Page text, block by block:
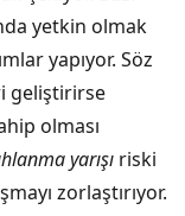
yetkin olmak
yapıyor. Söz
geliştirirse
olması
yarışı riski
zorlaştırıyor.